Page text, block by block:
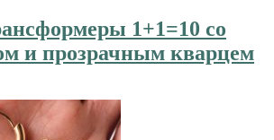
1+1=10 со
и прозрачным кварцем